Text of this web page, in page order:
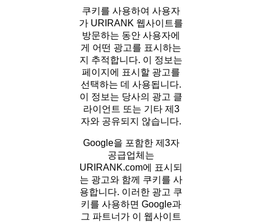
쿠키를 사용하여 사용자
가 URIRANK 웹사이트를
방문하는 동안 사용자에
게 어떤 광고를 표시하는
지 추적합니다. 이 정보는
페이지에 표시할 광고를
선택하는 데 사용됩니다.
이 정보는 당사의 광고 클
라이언트 또는 기타 제3
자와 공유되지 않습니다.
Google을 포함한 제3자
공급업체는
URIRANK.com에 표시되
는 광고와 함께 쿠키를 사
용합니다. 이러한 광고 쿠
키를 사용하면 Google과
그 파트너가 이 웹사이트